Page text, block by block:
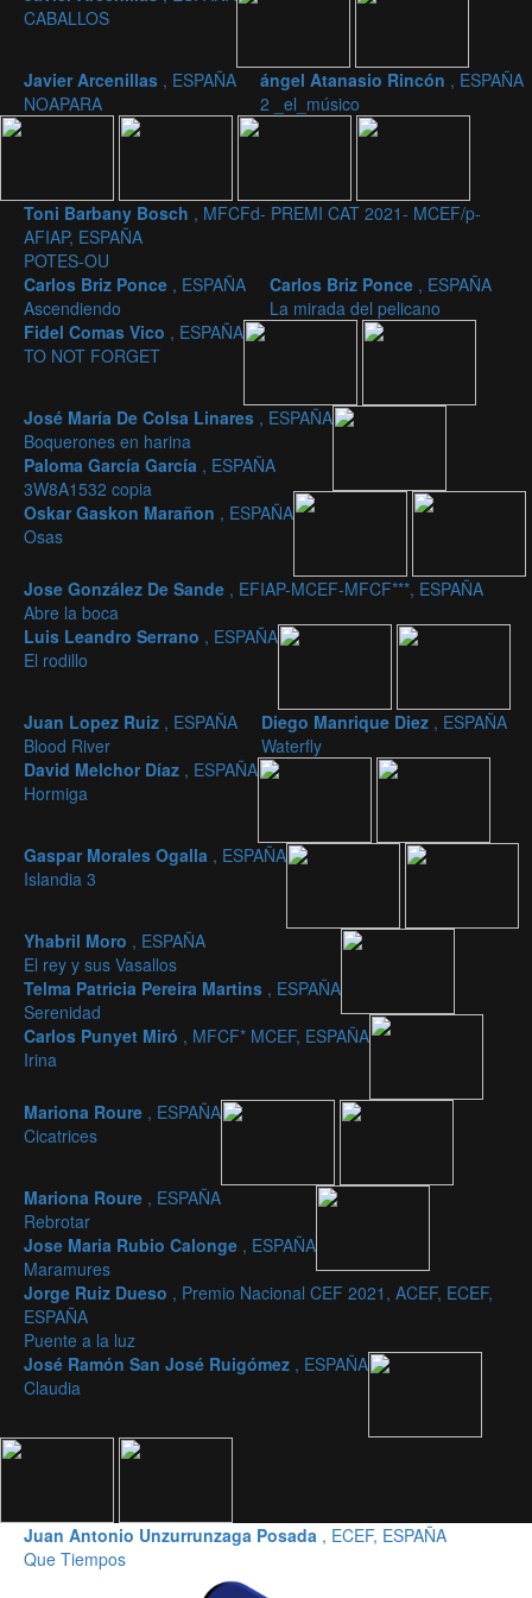
CABALLOS
Javier Arcenillas , ESPAÑA
NOAPARA
ángel Atanasio Rincón , ESPAÑA
2 _el_músico
Toni Barbany Bosch , MFCFd- PREMI CAT 2021- MCEF/p-
AFIAP, ESPAÑA
POTES-OU
Carlos Briz Ponce , ESPAÑA
Ascendiendo
Carlos Briz Ponce , ESPAÑA
La mirada del pelicano
Fidel Comas Vico , ESPAÑA
TO NOT FORGET
José María De Colsa Linares , ESPAÑA
Boquerones en harina
Paloma García García , ESPAÑA
3W8A1532 copia
Oskar Gaskon Marañon , ESPAÑA
Osas
Jose González De Sande , EFIAP-MCEF-MFCF***, ESPAÑA
Abre la boca
Luis Leandro Serrano , ESPAÑA
El rodillo
Juan Lopez Ruiz , ESPAÑA
Blood River
Diego Manrique Diez , ESPAÑA
Waterfly
David Melchor Díaz , ESPAÑA
Hormiga
Gaspar Morales Ogalla , ESPAÑA
Islandia 3
Yhabril Moro , ESPAÑA
El rey y sus Vasallos
Telma Patricia Pereira Martins , ESPAÑA
Serenidad
Carlos Punyet Miró , MFCF* MCEF, ESPAÑA
Irina
Mariona Roure , ESPAÑA
Cicatrices
Mariona Roure , ESPAÑA
Rebrotar
Jose Maria Rubio Calonge , ESPAÑA
Maramures
Jorge Ruiz Dueso , Premio Nacional CEF 2021, ACEF, ECEF,
ESPAÑA
Puente a la luz
José Ramón San José Ruigómez , ESPAÑA
Claudia
Juan Antonio Unzurrunzaga Posada , ECEF, ESPAÑA
Que Tiempos